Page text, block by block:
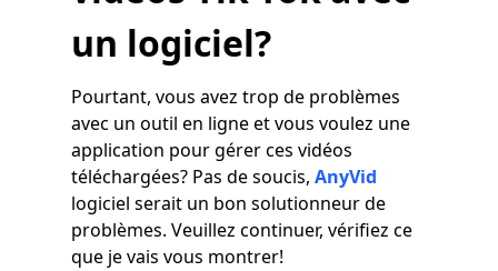
un logiciel?
Pourtant, vous avez trop de problèmes
avec un outil en ligne et vous voulez une
application pour gérer ces vidéos
téléchargées? Pas de soucis, AnyVid
logiciel serait un bon solutionneur de
problèmes. Veuillez continuer, vérifiez ce
que je vais vous montrer!